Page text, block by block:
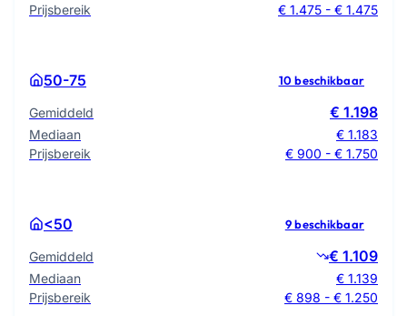
Prijsbereik
€ 1.475 - € 1.475
50-75 10 beschikbaar
Gemiddeld € 1.198
Mediaan
€ 1.183
Prijsbereik
€ 900 - € 1.750
<50 9 beschikbaar
Gemiddeld € 1.109
Mediaan
€ 1.139
Prijsbereik
€ 898 - € 1.250